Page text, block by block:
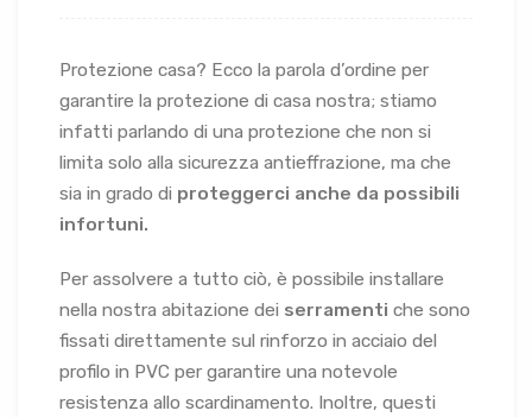
Protezione casa? Ecco la parola d’ordine per
garantire la protezione di casa nostra; stiamo
infatti parlando di una protezione che non si
limita solo alla sicurezza antieffrazione, ma che
sia in grado di proteggerci anche da possibili
infortuni.
Per assolvere a tutto ciò, è possibile installare
nella nostra abitazione dei serramenti che sono
fissati direttamente sul rinforzo in acciaio del
profilo in PVC per garantire una notevole
resistenza allo scardinamento. Inoltre, questi